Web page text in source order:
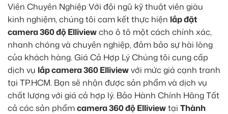
Viên Chuyên Nghiệp Với đội ngũ kỹ thuật viên giàu
kinh nghiệm, chúng tôi cam kết thực hiện lắp đặt
camera 360 độ Elliviewcho ô tô một cách chính xác,
nhanh chóng và chuyên nghiệp, đảm bảo sự hài lòng
của khách hàng. Giá Cả Hợp Lý Chúng tôi cung cấp
dịch vụ lắp camera 360 Elliviewvới mức giá cạnh tranh
tại TP.HCM. Bạn sẽ nhận được sản phẩm và dịch vụ
chất lượng với giá cả hợp lý. Bảo Hành Chính Hãng Tất
cả các sản phẩmcamera 360 độ Elliviewtại Thành